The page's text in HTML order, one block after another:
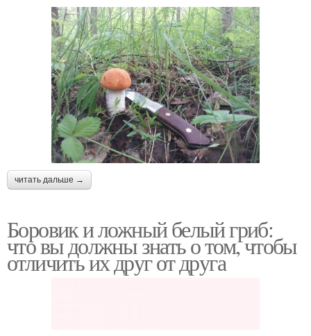
читать дальше →
Боровик и ложный белый гриб:
что вы должны знать о том, чтобы
отличить их друг от друга